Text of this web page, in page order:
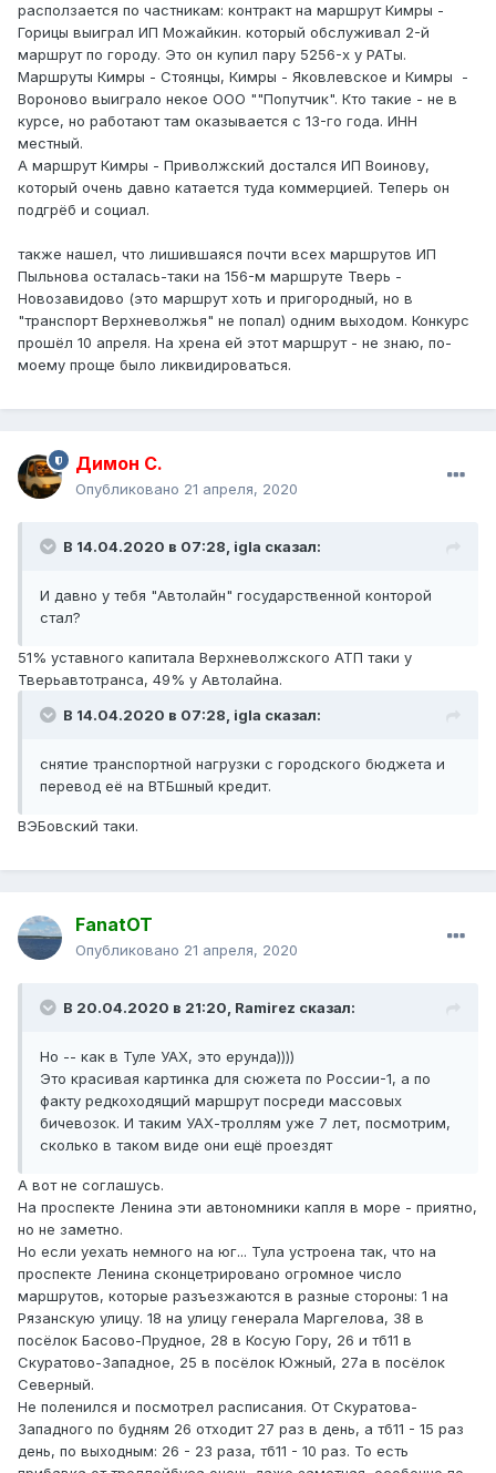
расползается по частникам: контракт на маршрут Кимры -
Горицы выиграл ИП Можайкин. который обслуживал 2-й
маршрут по городу. Это он купил пару 5256-х у РАТы.
Маршруты Кимры - Стоянцы, Кимры - Яковлевское и Кимры -
Вороново выиграло некое ООО ""Попутчик". Кто такие - не в
курсе, но работают там оказывается с 13-го года. ИНН
местный.
А маршрут Кимры - Приволжский достался ИП Воинову,
который очень давно катается туда коммерцией. Теперь он
подгрёб и социал.
также нашел, что лишившаяся почти всех маршрутов ИП
Пыльнова осталась-таки на 156-м маршруте Тверь -
Новозавидово (это маршрут хоть и пригородный, но в
"транспорт Верхневолжья" не попал) одним выходом. Конкурс
прошёл 10 апреля. На хрена ей этот маршрут - не знаю, по-
моему проще было ликвидироваться.
Димон С.
Опубликовано 21 апреля, 2020
В 14.04.2020 в 07:28, igla сказал:
И давно у тебя "Автолайн" государственной конторой
стал?
51% уставного капитала Верхневолжского АТП таки у
Тверьавтотранса, 49% у Автолайна.
В 14.04.2020 в 07:28, igla сказал:
снятие транспортной нагрузки с городского бюджета и
перевод её на ВТБшный кредит.
ВЭБовский таки.
FanatOT
Опубликовано 21 апреля, 2020
В 20.04.2020 в 21:20, Ramirez сказал:
Но -- как в Туле УАХ, это ерунда))))
Это красивая картинка для сюжета по России-1, а по
факту редкоходящий маршрут посреди массовых
бичевозок. И таким УАХ-троллям уже 7 лет, посмотрим,
сколько в таком виде они ещё проездят
А вот не соглашусь.
На проспекте Ленина эти автономники капля в море - приятно,
но не заметно.
Но если уехать немного на юг... Тула устроена так, что на
проспекте Ленина сконцетрировано огромное число
маршрутов, которые разъезжаются в разные стороны: 1 на
Рязанскую улицу. 18 на улицу генерала Маргелова, 38 в
посёлок Басово-Прудное, 28 в Косую Гору, 26 и тб11 в
Скуратово-Западное, 25 в посёлок Южный, 27а в посёлок
Северный.
Не поленился и посмотрел расписания. От Скуратова-
Западного по будням 26 отходит 27 раз в день, а тб11 - 15 раз
день, по выходным: 26 - 23 раза, тб11 - 10 раз. То есть